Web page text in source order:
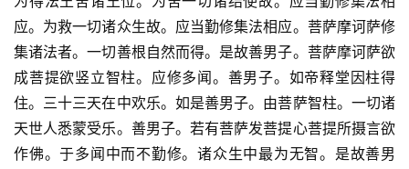
应。为救一切诸众生故。应当勤修集法相应。菩萨摩诃萨修
集诸法者。一切善根自然而得。是故善男子。菩萨摩诃萨欲
成菩提欲竖立智柱。应修多闻。善男子。如帝释堂因柱得
住。三十三天在中欢乐。如是善男子。由菩萨智柱。一切诸
天世人悉蒙受乐。善男子。若有菩萨发菩提心菩提所摄言欲
作佛。于多闻中而不勤修。诸众生中最为无智。是故善男